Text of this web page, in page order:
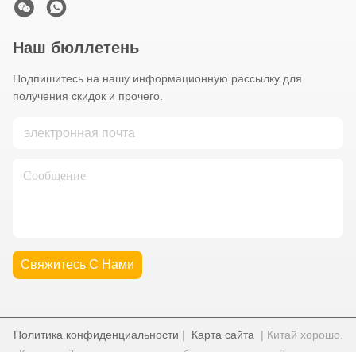
Наш бюллетень
Подпишитесь на нашу информационную рассылку для
получения скидок и прочего.
Свяжитесь С Нами
Политика конфиденциальности | Карта сайта | Китай хорошо.